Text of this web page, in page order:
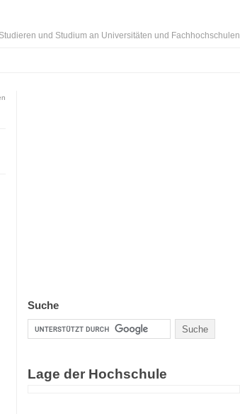
Studieren und Studium an Universitäten und Fachhochschulen
Suche
Lage der Hochschule